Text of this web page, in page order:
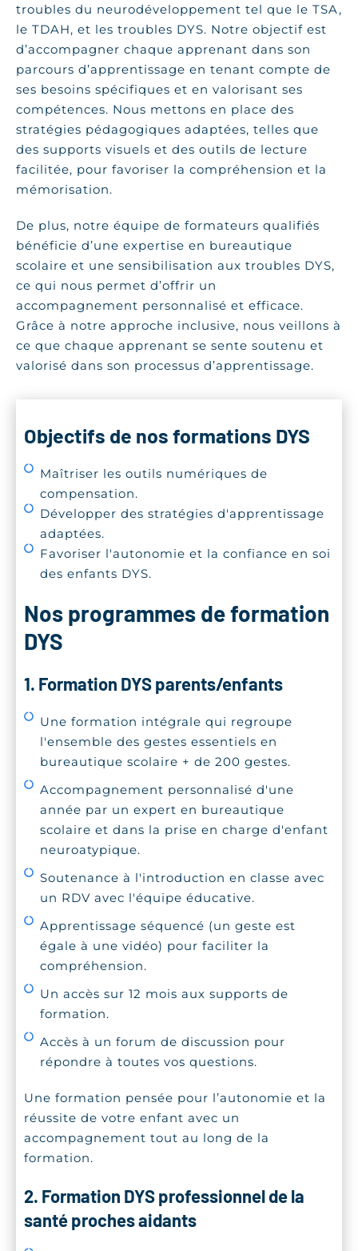
troubles du neurodéveloppement tel que le TSA,
le TDAH, et les troubles DYS. Notre objectif est
d’accompagner chaque apprenant dans son
parcours d’apprentissage en tenant compte de
ses besoins spécifiques et en valorisant ses
compétences. Nous mettons en place des
stratégies pédagogiques adaptées, telles que
des supports visuels et des outils de lecture
facilitée, pour favoriser la compréhension et la
mémorisation.
De plus, notre équipe de formateurs qualifiés
bénéficie d’une expertise en bureautique
scolaire et une sensibilisation aux troubles DYS,
ce qui nous permet d’offrir un
accompagnement personnalisé et efficace.
Grâce à notre approche inclusive, nous veillons à
ce que chaque apprenant se sente soutenu et
valorisé dans son processus d’apprentissage.
Objectifs de nos formations DYS
Maîtriser les outils numériques de
compensation.
Développer des stratégies d'apprentissage
adaptées.
Favoriser l'autonomie et la confiance en soi
des enfants DYS.
Nos programmes de formation
DYS
1. Formation DYS parents/enfants
Une formation intégrale qui regroupe
l'ensemble des gestes essentiels en
bureautique scolaire + de 200 gestes.
Accompagnement personnalisé d'une
année par un expert en bureautique
scolaire et dans la prise en charge d'enfant
neuroatypique.
Soutenance à l'introduction en classe avec
un RDV avec l'équipe éducative.
Apprentissage séquencé (un geste est
égale à une vidéo) pour faciliter la
compréhension.
Un accès sur 12 mois aux supports de
formation.
Accès à un forum de discussion pour
répondre à toutes vos questions.
Une formation pensée pour l’autonomie et la
réussite de votre enfant avec un
accompagnement tout au long de la
formation.
2. Formation DYS professionnel de la
santé proches aidants